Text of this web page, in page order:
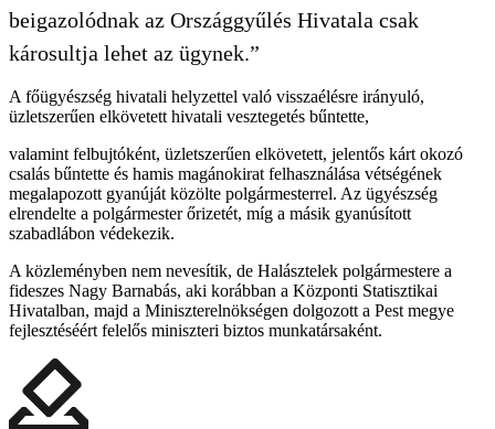
beigazolódnak az Országgyűlés Hivatala csak
károsultja lehet az ügynek.”
A főügyészség hivatali helyzettel való visszaélésre irányuló,
üzletszerűen elkövetett hivatali vesztegetés bűntette,
valamint felbujtóként, üzletszerűen elkövetett, jelentős kárt okozó
csalás bűntette és hamis magánokirat felhasználása vétségének
megalapozott gyanúját közölte polgármesterrel. Az ügyészség
elrendelte a polgármester őrizetét, míg a másik gyanúsított
szabadlábon védekezik.
A közleményben nem nevesítik, de Halásztelek polgármestere a
fideszes Nagy Barnabás, aki korábban a Központi Statisztikai
Hivatalban, majd a Miniszterelnökségen dolgozott a Pest megye
fejlesztéséért felelős miniszteri biztos munkatársaként.